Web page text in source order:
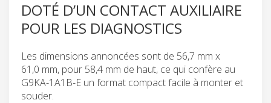
DOTÉ D’UN CONTACT AUXILIAIRE
POUR LES DIAGNOSTICS
Les dimensions annoncées sont de 56,7 mm x
61,0 mm, pour 58,4 mm de haut, ce qui confère au
G9KA-1A1B-E un format compact facile à monter et
souder.